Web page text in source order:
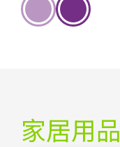
家居用品